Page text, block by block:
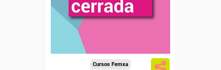
Cursos Femxa